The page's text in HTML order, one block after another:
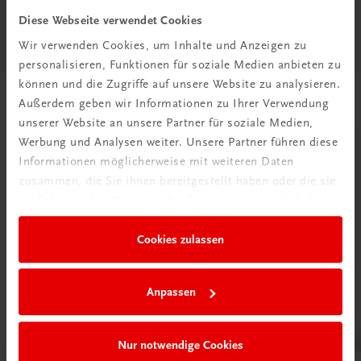
Diese Webseite verwendet Cookies
Wir verwenden Cookies, um Inhalte und Anzeigen zu
personalisieren, Funktionen für soziale Medien anbieten zu
können und die Zugriffe auf unsere Website zu analysieren.
Außerdem geben wir Informationen zu Ihrer Verwendung
unserer Website an unsere Partner für soziale Medien,
Werbung und Analysen weiter. Unsere Partner führen diese
Informationen möglicherweise mit weiteren Daten
zusammen, die Sie ihnen bereitgestellt haben oder die sie
Cookies zulassen
Anpassen
Nur notwendige Cookies
Passende Produkte